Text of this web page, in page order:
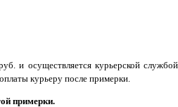
и осуществляется курьерской
курьеру после примерки.
примерки.